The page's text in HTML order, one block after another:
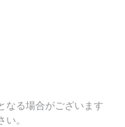
なる場合がございます
。